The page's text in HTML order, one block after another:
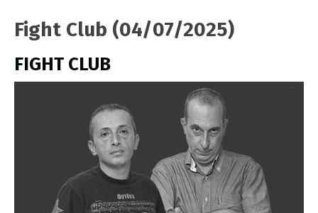
Fight Club (04/07/2025)
FIGHT CLUB